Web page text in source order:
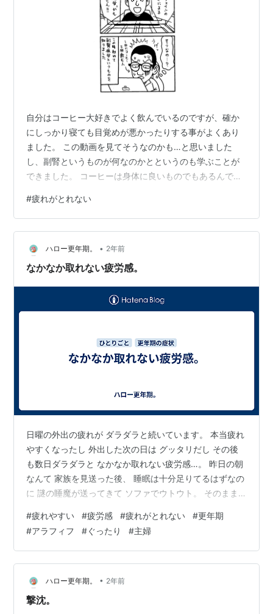
自分はコーヒー大好きでよく飲んでいるのですが、確か
にしっかり寝ても目覚めが悪かったりする事がよくあり
ました。 この動画を見てそうなのかも…と思いました
し、副腎というものが何なのかとというのも学ぶことが
できました。 コーヒーは身体に良いものでもあるんです
・出店のスケジュールは是非ホームページをご確認くだ
さい↓https://www.nigaoe29.com/ ・X仕事の近況やオ
リジナルの作品などhttps://twitter.com/nigaoe29 ・
instagramお客様の写真やリール動画
https://www.instagram.com…
#疲れがとれない
ハロー更年期。 • 2年前
なかなか取れない疲労感。
日曜の外出の疲れが ダラダラと続いています。 本当疲れ
やすくなったし 外出した次の日は グッタリだし その後
も数日ダラダラと なかなか取れない疲労感…。 昨日の朝
なんて 家族を見送った後、 睡眠は十分足りてるはずなの
に 謎の睡魔が送ってきて ソファでウトウト。 そのまま
食事を 準備したのでした。 家族のお世話があるから な
んとか踏ん張っていられる。 あと、旦那さんの仕事のサ
ポートも いまの私にはちょうど良いみたい。 リハビリに
なってるというか。 体が思うように動かなくて 情けなく
はなるけど 何だかんだ自分のペースで やらせてもらって
るし 働…
#疲れやすい #疲労感 #疲れがとれない #更年期
#アラフィフ #ぐったり #主婦
ハロー更年期。 • 2年前
撃沈。